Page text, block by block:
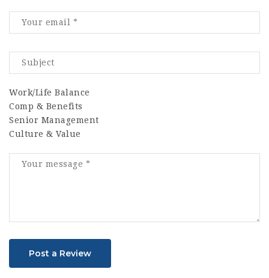
Work/Life Balance
Comp & Benefits
Senior Management
Culture & Value
Post a Review